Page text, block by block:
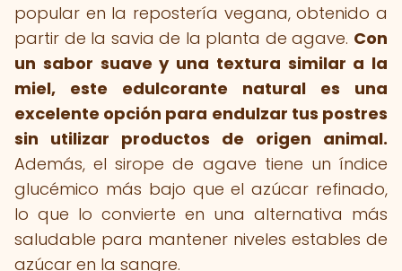
popular en la repostería vegana, obtenido a
partir de la savia de la planta de agave. Con
un sabor suave y una textura similar a la
miel, este edulcorante natural es una
excelente opción para endulzar tus postres
sin utilizar productos de origen animal.
Además, el sirope de agave tiene un índice
glucémico más bajo que el azúcar refinado,
lo que lo convierte en una alternativa más
saludable para mantener niveles estables de
azúcar en la sangre.